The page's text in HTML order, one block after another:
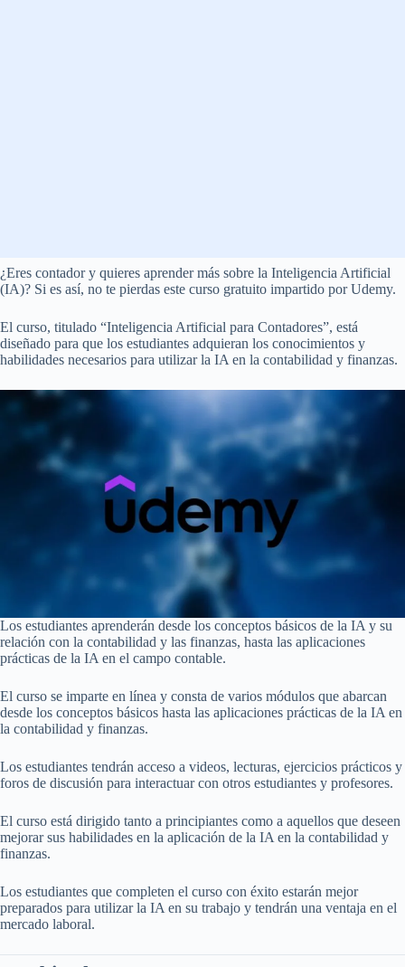
¿Eres contador y quieres aprender más sobre la Inteligencia Artificial
(IA)? Si es así, no te pierdas este curso gratuito impartido por Udemy.
El curso, titulado “Inteligencia Artificial para Contadores”, está
diseñado para que los estudiantes adquieran los conocimientos y
habilidades necesarios para utilizar la IA en la contabilidad y finanzas.
Los estudiantes aprenderán desde los conceptos básicos de la IA y su
relación con la contabilidad y las finanzas, hasta las aplicaciones
prácticas de la IA en el campo contable.
El curso se imparte en línea y consta de varios módulos que abarcan
desde los conceptos básicos hasta las aplicaciones prácticas de la IA en
la contabilidad y finanzas.
Los estudiantes tendrán acceso a videos, lecturas, ejercicios prácticos y
foros de discusión para interactuar con otros estudiantes y profesores.
El curso está dirigido tanto a principiantes como a aquellos que deseen
mejorar sus habilidades en la aplicación de la IA en la contabilidad y
finanzas.
Los estudiantes que completen el curso con éxito estarán mejor
preparados para utilizar la IA en su trabajo y tendrán una ventaja en el
mercado laboral.